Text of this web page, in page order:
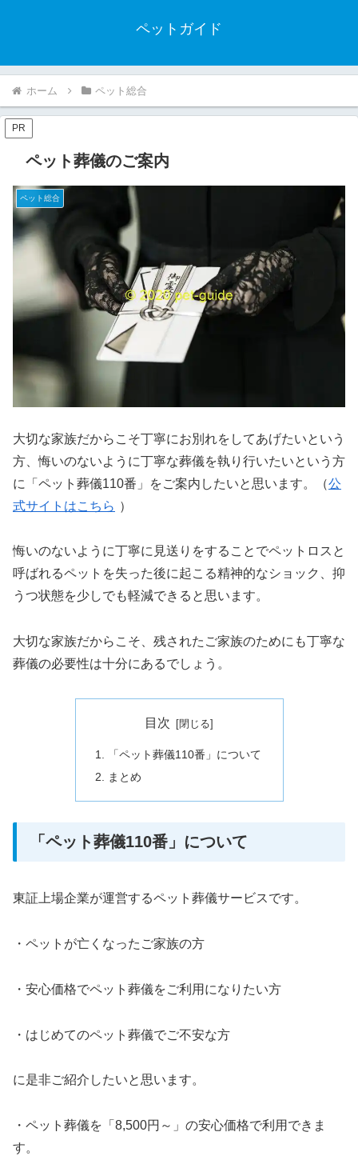
ペットガイド
ホーム ペット総合
PR
ペット葬儀のご案内
ペット総合
大切な家族だからこそ丁寧にお別れをしてあげたいという
方、悔いのないように丁寧な葬儀を執り行いたいという方
に「ペット葬儀110番」をご案内したいと思います。（公
式サイトはこちら ）
悔いのないように丁寧に見送りをすることでペットロスと
呼ばれるペットを失った後に起こる精神的なショック、抑
うつ状態を少しでも軽減できると思います。
大切な家族だからこそ、残されたご家族のためにも丁寧な
葬儀の必要性は十分にあるでしょう。
目次
「ペット葬儀110番」について
まとめ
「ペット葬儀110番」について
東証上場企業が運営するペット葬儀サービスです。
・ペットが亡くなったご家族の方
・安心価格でペット葬儀をご利用になりたい方
・はじめてのペット葬儀でご不安な方
に是非ご紹介したいと思います。
・ペット葬儀を「8,500円～」の安心価格で利用できま
す。